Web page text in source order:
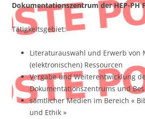
Dokumentationszentrum der HEP-PH
Tätigkeitsgebiet:
Literaturauswahl und Erwerb von
(elektronischen) Ressourcen
Vergabe und Weiterentwicklung
Dokumentationszentrums und
sämtlicher Medien im Bereich «
und Ethik »